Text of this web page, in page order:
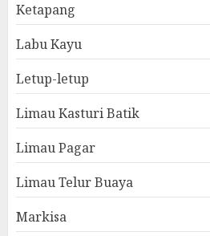
Ketapang
Labu Kayu
Letup-letup
Limau Kasturi Batik
Limau Pagar
Limau Telur Buaya
Markisa